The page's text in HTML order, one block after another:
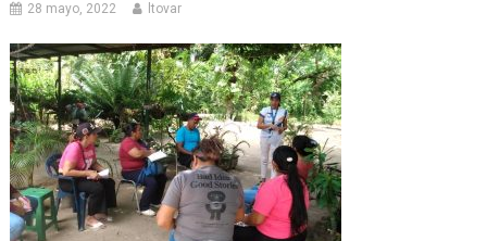
28 mayo, 2022 ltovar